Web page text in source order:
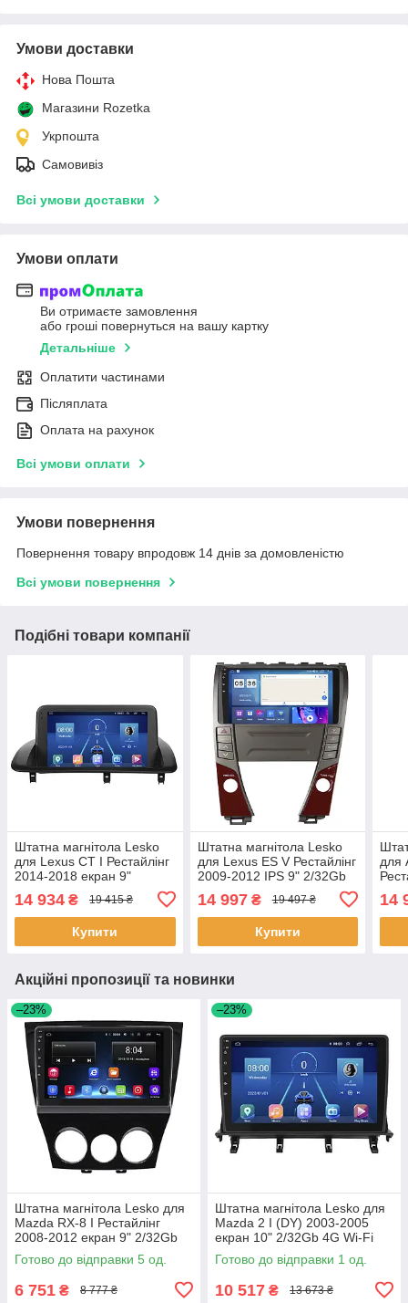
Умови доставки
Нова Пошта
Магазини Rozetka
Укрпошта
Самовивіз
Всі умови доставки
Умови оплати
Ви отримаєте замовлення
або гроші повернуться на вашу картку
Детальніше
Оплатити частинами
Післяплата
Оплата на рахунок
Всі умови оплати
Умови повернення
Повернення товару впродовж 14 днів за домовленістю
Всі умови повернення
Подібні товари компанії
Штатна магнітола Lesko
для Lexus CT I Рестайлінг
2014-2018 екран 9"
4/32Gb 4G Wi-Fi GPS Top
2шт
14 934 ₴ 19 415 ₴
Купити
Штатна магнітола Lesko
для Lexus ES V Рестайлінг
2009-2012 IPS 9" 2/32Gb
Prime 2 шт.
14 997₴ 19 497 ₴
Купити
для
14
Акційні пропозиції та новинки
–23%
Штатна магнітола Lesko для
Mazda RX-8 I Рестайлінг
2008-2012 екран 9" 2/32Gb
Wi-Fi GPS Base 5 шт.
Готово до відправки 5 од.
6 751 ₴ 8 777 ₴
–23%
Штатна магнітола Lesko для
Mazda 2 I (DY) 2003-2005
екран 10" 2/32Gb 4G Wi-Fi
GPS Top 1 шт.
Готово до відправки 1 од.
10 517 ₴ 13 673 ₴